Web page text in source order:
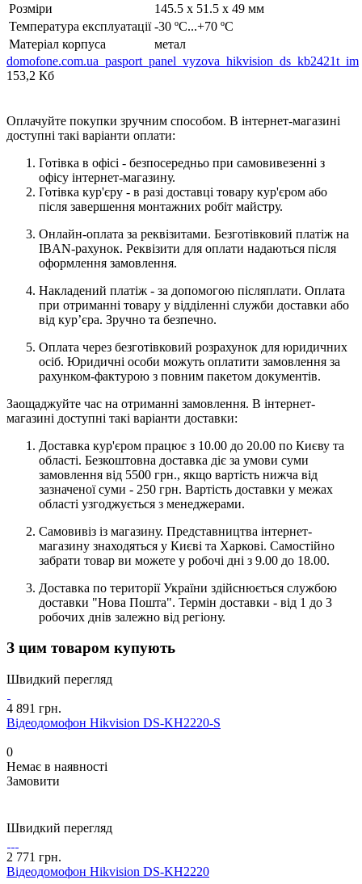
Розміри
145.5 х 51.5 х 49 мм
Температура експлуатації -30 ºC...+70 ºC
Матеріал корпуса
метал
domofone.com.ua_pasport_panel_vyzova_hikvision_ds_kb2421t_im
153,2 Кб
Оплачуйте покупки зручним способом. В інтернет-магазині
доступні такі варіанти оплати:
Готівка в офісі - безпосередньо при самовивезенні з
офісу інтернет-магазину.
Готівка кур'єру - в разі доставці товару кур'єром або
після завершення монтажних робіт майстру.
Онлайн-оплата за реквізитами. Безготівковий платіж на
IBAN-рахунок. Реквізити для оплати надаються після
оформлення замовлення.
Накладений платіж - за допомогою післяплати. Оплата
при отриманні товару у відділенні служби доставки або
від кур’єра. Зручно та безпечно.
Оплата через безготівковий розрахунок для юридичних
осіб. Юридичні особи можуть оплатити замовлення за
рахунком-фактурою з повним пакетом документів.
Заощаджуйте час на отриманні замовлення. В інтернет-
магазині доступні такі варіанти доставки:
Доставка кур'єром працює з 10.00 до 20.00 по Києву та
області. Безкоштовна доставка діє за умови суми
замовлення від 5500 грн., якщо вартість нижча від
зазначеної суми - 250 грн. Вартість доставки у межах
області узгоджується з менеджерами.
Самовивіз із магазину. Представництва інтернет-
магазину знаходяться у Києві та Харкові. Самостійно
забрати товар ви можете у робочі дні з 9.00 до 18.00.
Доставка по території України здійснюється службою
доставки "Нова Пошта". Термін доставки - від 1 до 3
робочих днів залежно від регіону.
З цим товаром купують
Швидкий перегляд
4 891 грн.
Відеодомофон Hikvision DS-KH2220-S
0
Немає в наявності
Замовити
Швидкий перегляд
2 771 грн.
Відеодомофон Hikvision DS-KH2220